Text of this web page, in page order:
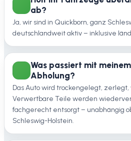
ab?
Ja, wir sind in Quickborn, ganz
deutschlandweit aktiv – inklusive
Was passiert mit
Abholung?
Das Auto wird trockengelegt,
Verwertbare Teile werden
fachgerecht entsorgt – unabhängig
Schleswig-Holstein.